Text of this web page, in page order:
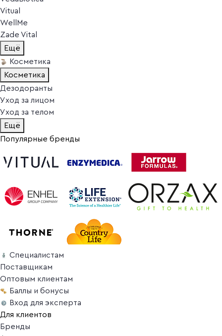
Vitual
WellMe
Zade Vital
Ещё
Косметика
Косметика
Дезодоранты
Уход за лицом
Уход за телом
Ещё
Популярные бренды
Специалистам
Поставщикам
Оптовым клиентам
Баллы и бонусы
Вход для эксперта
Для клиентов
Бренды